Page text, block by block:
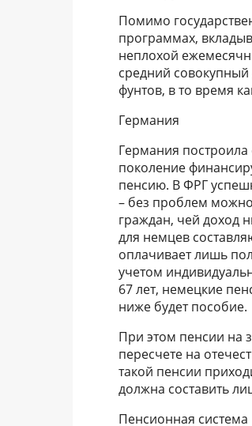
Помимо
программах,
неплохой
средний совокупный
фунтов, в то время
Германия
Германия
поколение
пенсию. В ФРГ
– без проблем можно
граждан, чей доход
для немцев
оплачивает лишь
учетом
67 лет, немецкие
ниже будет пособие.
При этом пенсии на
пересчете на
такой пенсии
должна составить
Пенсионная